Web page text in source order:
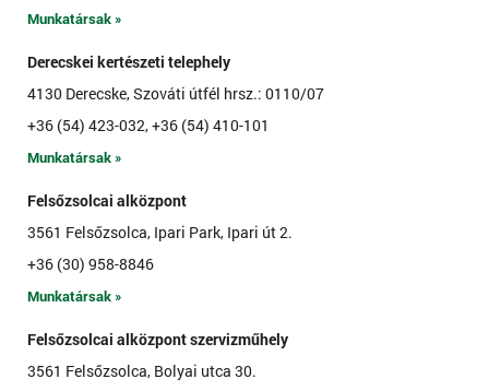
Munkatársak »
Derecskei kertészeti telephely
4130 Derecske, Szováti útfél hrsz.: 0110/07
+36 (54) 423-032, +36 (54) 410-101
Munkatársak »
Felsőzsolcai alközpont
3561 Felsőzsolca, Ipari Park, Ipari út 2.
+36 (30) 958-8846
Munkatársak »
Felsőzsolcai alközpont szervizműhely
3561 Felsőzsolca, Bolyai utca 30.